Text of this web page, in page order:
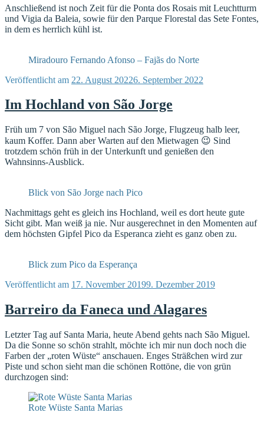
Anschließend ist noch Zeit für die Ponta dos Rosais mit Leuchtturm
und Vigia da Baleia, sowie für den Parque Florestal das Sete Fontes,
in dem es herrlich kühl ist.
Miradouro Fernando Afonso – Fajãs do Norte
Veröffentlicht am 22. August 20226. September 2022
Im Hochland von São Jorge
Früh um 7 von São Miguel nach São Jorge, Flugzeug halb leer,
kaum Koffer. Dann aber Warten auf den Mietwagen 😉 Sind
trotzdem schön früh in der Unterkunft und genießen den
Wahnsinns-Ausblick.
Blick von São Jorge nach Pico
Nachmittags geht es gleich ins Hochland, weil es dort heute gute
Sicht gibt. Man weiß ja nie. Nur ausgerechnet in den Momenten auf
dem höchsten Gipfel Pico da Esperanca zieht es ganz oben zu.
Blick zum Pico da Esperança
Veröffentlicht am 17. November 20199. Dezember 2019
Barreiro da Faneca und Alagares
Letzter Tag auf Santa Maria, heute Abend gehts nach São Miguel.
Da die Sonne so schön strahlt, möchte ich mir nun doch noch die
Farben der „roten Wüste“ anschauen. Enges Sträßchen wird zur
Piste und schon sieht man die schönen Rottöne, die von grün
durchzogen sind:
Rote Wüste Santa Marias